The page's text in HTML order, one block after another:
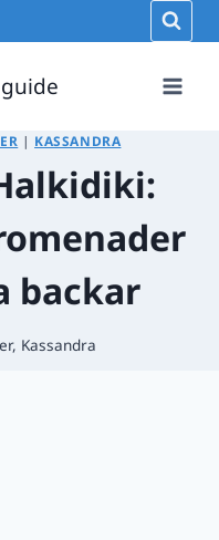
| KASSANDRA
backar
, Kassandra